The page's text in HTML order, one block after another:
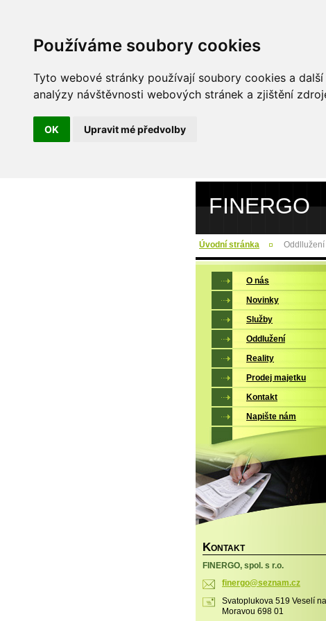
Používáme soubory cookies
Tyto webové stránky používají soubory cookies a
analýzy návštěvnosti webových stránek a zjištění
OK Upravit mé předvolby
FINERGO
Úvodní stránka
O nás
Novinky
Služby
Oddlužení
Reality
Prodej majetku
Kontakt
Napište nám
KONTAKT
FINERGO, spol. s r.o.
finergo@seznam.cz
Svatoplukova 519 Veselí
Moravou 698 01